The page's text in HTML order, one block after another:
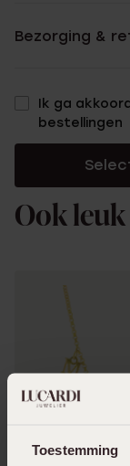
Toestemming
Bezorging &
Ik ga
bestellingen
Ook